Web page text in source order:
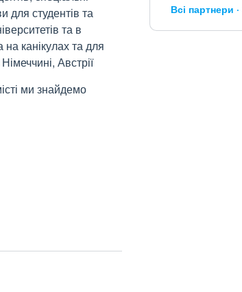
для студентів та
та в
канікулах та для
Австрії
ми знайдемо
Всі партнери